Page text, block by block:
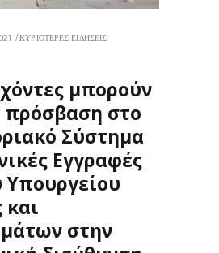
ΚΥΡΙΟΤΕΡΕΣ ΕΙΔΗΣΕΙΣ
μπορούν
πρόσβαση στο
Σύστημα
Εγγραφές
Υπουργείου
και
στην